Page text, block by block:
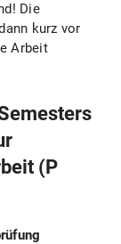
Die
kurz vor
Arbeit
(P